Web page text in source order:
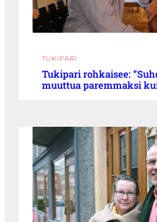
TUKIPARI
Tukipari rohkaisee:
muuttua paremmaksi